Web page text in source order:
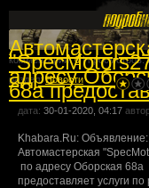
комментарии:0| просмотров:
раздел:Новости
адресу
68а
дата: 30-01-2020, 04:17
Khabara.Ru: Объявление:
Автомастерская
по адресу Оборская 68а
предоставляет услуги по